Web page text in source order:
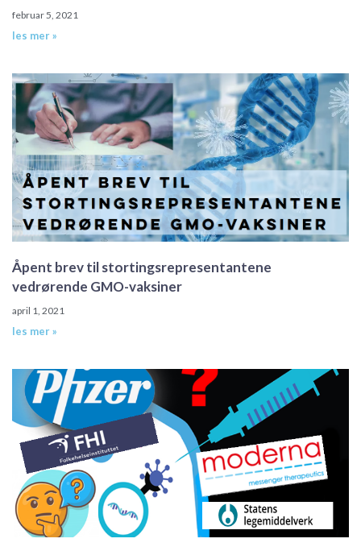
februar 5, 2021
les mer »
Åpent brev til stortingsrepresentantene
vedrørende GMO-vaksiner
april 1, 2021
les mer »